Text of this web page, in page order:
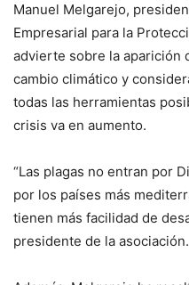
Manuel Melgarejo,
Empresarial para la
advierte sobre la aparición
cambio climático y
todas las herramientas
crisis va en aumento.
“Las plagas no entran por
por los países más
tienen más facilidad de
presidente de la asociación.